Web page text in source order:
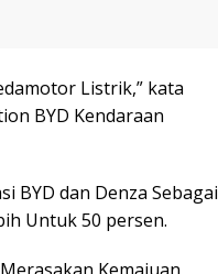
Listrik,” kata
BYD Kendaraan
dan Denza Sebagai
Untuk 50 persen.